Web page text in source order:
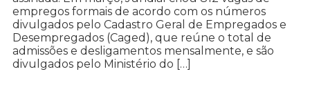
empregos formais de acordo com os números
divulgados pelo Cadastro Geral de Empregados e
Desempregados (Caged), que reúne o total de
admissões e desligamentos mensalmente, e são
divulgados pelo Ministério do […]